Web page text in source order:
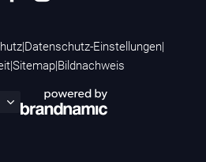
|Datenschutz-Einstellungen|
|Sitemap|Bildnachweis